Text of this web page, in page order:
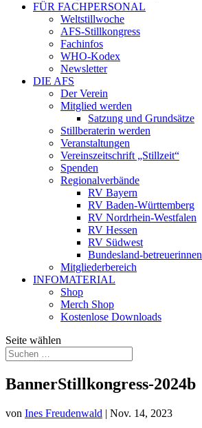
FÜR FACHPERSONAL
Weltstillwoche
AFS-Stillkongress
Fachinfos
WHO-Kodex
Newsletter
DIE AFS
Der Verein
Mitglied werden
Satzung und Grundsätze
Stillberaterin werden
Veranstaltungen
Vereinszeitschrift „Stillzeit“
Spenden
Regionalverbände
RV Bayern
RV Baden-Württemberg
RV Nordrhein-Westfalen
RV Hessen
RV Südwest
Bundesland-betreuerinnen
Mitgliederbereich
INFOMATERIAL
Shop
Merch Shop
Kostenlose Downloads
Seite wählen
BannerStillkongress-2024b
von Ines Freudenwald | Nov. 14, 2023